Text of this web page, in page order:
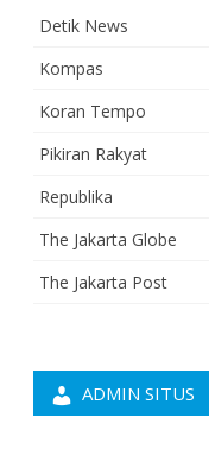
Detik News
Kompas
Koran Tempo
Pikiran Rakyat
Republika
The Jakarta Globe
The Jakarta Post
ADMIN SITUS